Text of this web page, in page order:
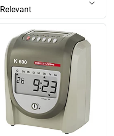
Relevant